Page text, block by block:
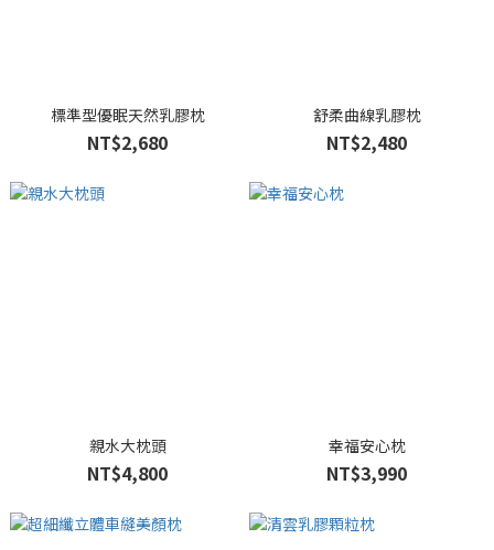
標準型優眠天然乳膠枕
NT$2,680
舒柔曲線乳膠枕
NT$2,480
親水大枕頭
NT$4,800
幸福安心枕
NT$3,990